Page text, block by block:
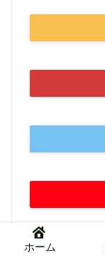
ホーム